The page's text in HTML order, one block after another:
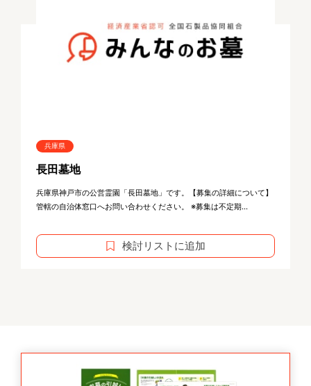
兵庫県
長田墓地
兵庫県神戸市の公営霊園「長田墓地」です。【募集の詳細について】
管轄の自治体窓口へお問い合わせください。 ※募集は不定期...
検討リストに追加